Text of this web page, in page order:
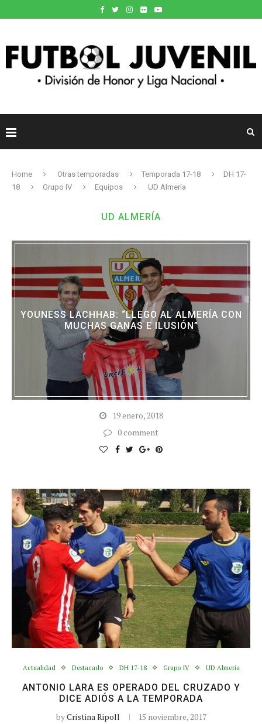
Home Otras temporadas Temporada 17-18
DH 17-
18
Grupo IV Equipos UD Almería
UD ALMERÍA
YOUNESS LACHHAB: “LLEGO AL ALMERÍA CON
MUCHAS GANAS E ILUSIÓN”
19 enero, 2018
0 comment
Actualidad Destacado DH 17-18 Grupo IV UD Almería
ANTONIO LARA ES OPERADO DEL CRUZADO Y
DICE ADIÓS A LA TEMPORADA
byCristina Ripoll 15 noviembre, 2017